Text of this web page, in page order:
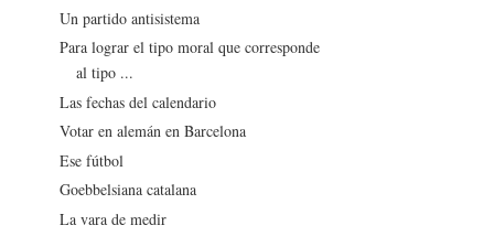
Un partido antisistema
Para lograr el tipo moral que corresponde
al tipo ...
Las fechas del calendario
Votar en alemán en Barcelona
Ese fútbol
Goebbelsiana catalana
La vara de medir